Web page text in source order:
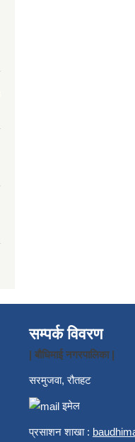
सम्पर्क विवरण
| बौधिमाई नगरपालिका |
सरमुजवा, रौतहट
इमेल
प्रसाशन शाखा : b